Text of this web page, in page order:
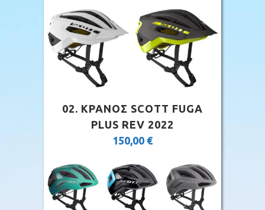
02. ΚΡΑΝΟΣ SCOTT FUGA
PLUS REV 2022
150,00 €